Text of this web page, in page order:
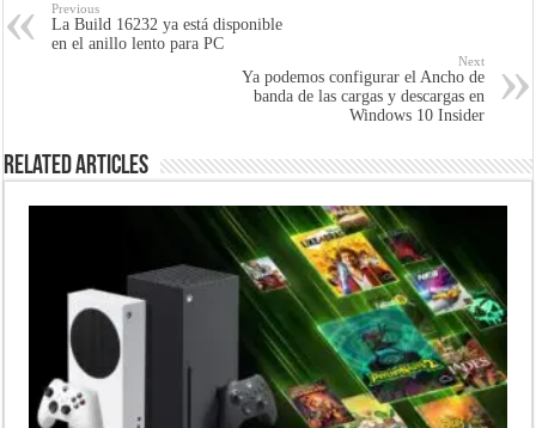
Previous
La Build 16232 ya está disponible
en el anillo lento para PC
Next
Ya podemos configurar el Ancho de
banda de las cargas y descargas en
Windows 10 Insider
Related Articles